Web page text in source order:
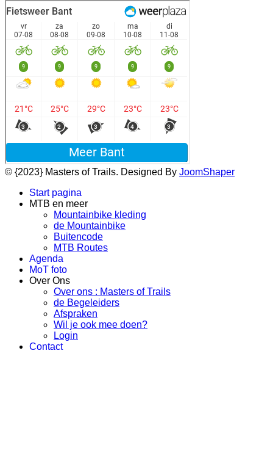
© {2023} Masters of Trails. Designed By JoomShaper
Start pagina
MTB en meer
Mountainbike kleding
de Mountainbike
Buitencode
MTB Routes
Agenda
MoT foto
Over Ons
Over ons : Masters of Trails
de Begeleiders
Afspraken
Wil je ook mee doen?
Login
Contact